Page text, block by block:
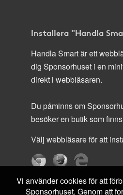
Installera "Handla
Handla Smart är ett
dig Sponsorhuset i en
direkt i webbläsaren.
Du påminns om
besöker en butik som
Välj webbläsare för att
Vi använder cookies för att
Sponsorhuset. Genom att